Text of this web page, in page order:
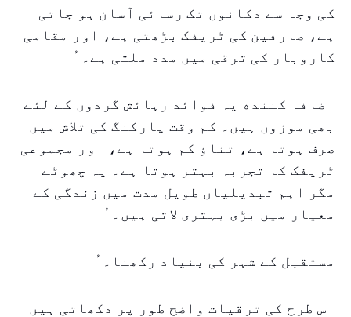
کی وجہ سے دکانوں تک رسائی آسان ہو جاتی
ہے، صارفین کی ٹریفک بڑھتی ہے، اور مقامی
کاروبار کی ترقی میں مدد ملتی ہے۔ ُ
اضافہ کننده یہ فوائد رہائش گردوں کے لئے
بھی موزوں ہیں۔ کم وقت پارکنگ کی تلاش میں
صرف ہوتا ہے، تناؤ کم ہوتا ہے، اور مجموعی
ٹریفک کا تجربہ بہتر ہوتا ہے۔ یہ چھوٹے
مگر اہم تبدیلیاں طویل مدت میں زندگی کے
معیار میں بڑی بہتری لاتی ہیں۔ ُ
مستقبل کے شہر کی بنیاد رکھنا۔ ُ
اس طرح کی ترقیات واضح طور پر دکھاتی ہیں